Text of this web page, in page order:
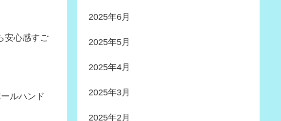
安心感すご
ルハンド
2025年6月
2025年5月
2025年4月
2025年3月
2025年2月